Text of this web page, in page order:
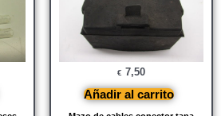
€ 7,50
Añadir al carrito